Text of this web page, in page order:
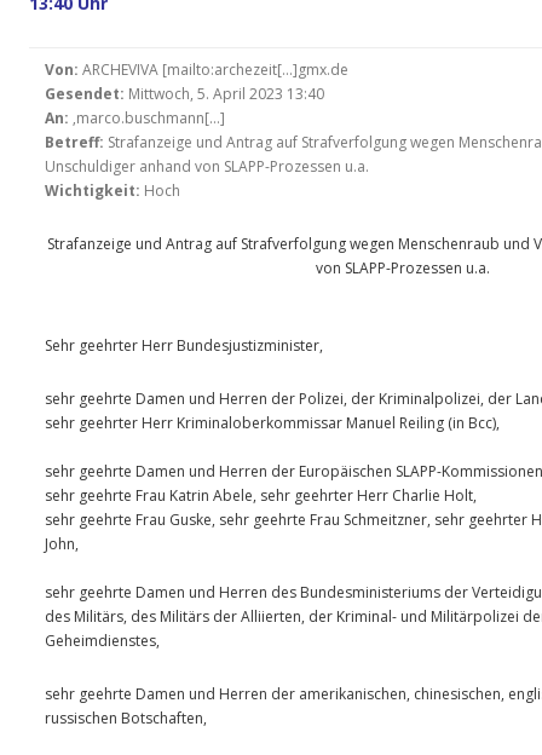
Von: ARCHEVIVA [mailto:archezeit[…]gmx.de
Gesendet: Mittwoch, 5. April 2023 13:40
An: ‚marco.buschmann[…]
Betreff: Strafanzeige und Antrag auf Strafverfolgung wegen
Unschuldiger anhand von SLAPP-Prozessen u.a.
Wichtigkeit: Hoch
Strafanzeige und Antrag auf Strafverfolgung wegen Menschenraub und
von SLAPP-Prozessen u.a.
Sehr geehrter Herr Bundesjustizminister,
sehr geehrte Damen und Herren der Polizei, der Kriminalpolizei, der
sehr geehrter Herr Kriminaloberkommissar Manuel Reiling (in Bcc),
sehr geehrte Damen und Herren der Europäischen SLAPP-
sehr geehrte Frau Katrin Abele, sehr geehrter Herr Charlie Holt,
sehr geehrte Frau Guske, sehr geehrte Frau Schmeitzner, sehr geehrter
John,
sehr geehrte Damen und Herren des Bundesministeriums der
des Militärs, des Militärs der Alliierten, der Kriminal- und Militärpolizei
Geheimdienstes,
sehr geehrte Damen und Herren der amerikanischen, chinesischen,
russischen Botschaften,